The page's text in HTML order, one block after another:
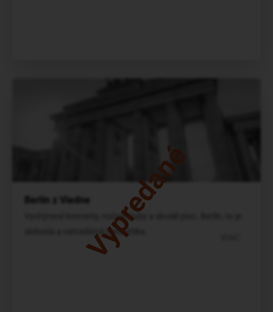
Vypredané
Berlín z Viedne
Vychýrené koncerty, nočné kluby a skvelé pivo. Berlín, to je
sloboda a netradičná romantika.